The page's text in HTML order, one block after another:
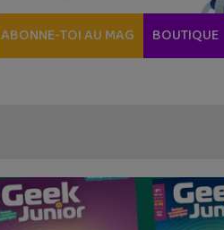
ABONNE-TOI AU MAG BOUTIQUE